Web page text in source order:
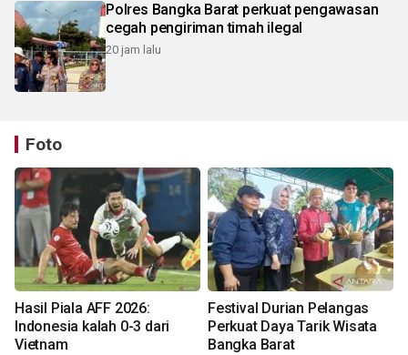
Polres Bangka Barat perkuat pengawasan
cegah pengiriman timah ilegal
20 jam lalu
Foto
Hasil Piala AFF 2026:
Indonesia kalah 0-3 dari
Vietnam
Festival Durian Pelangas
Perkuat Daya Tarik Wisata
Bangka Barat